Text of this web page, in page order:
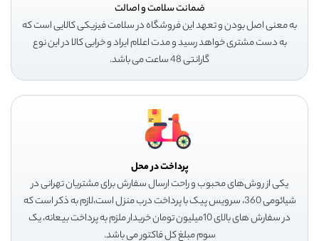
ضمانت سلامت و اصالت
به معنی اصل بودن و تعهد این فروشگاه در سلامت فیزیکی کالایی است که
به دست مشتری خواهد رسید و مدت اعلام ایراد و خرابی کالا در این نوع
گارانتی 48 ساعت می باشد.
پرداخت در محل
یکی از روش‌های محبوب و راحت ارسال سفارش برای مشتریان تهرانی در
شیائومی 360، سرویس پیک با پرداخت درب منزل است،لازم به ذکر است که
در سفارش های بالای 10میلیون تومان خریدار ملزم به پرداخت بیعانه، یک
سوم مبلغ کل فاکتور می باشد.